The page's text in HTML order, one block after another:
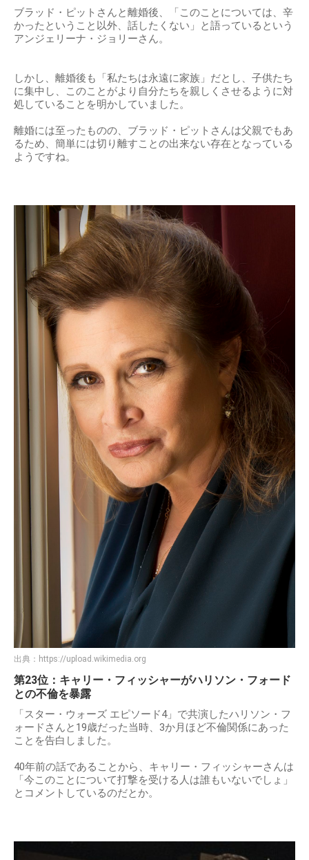
ブラッド・ピットさんと離婚後、「このことについては、辛
かったということ以外、話したくない」と語っているという
アンジェリーナ・ジョリーさん。
しかし、離婚後も「私たちは永遠に家族」だとし、子供たち
に集中し、このことがより自分たちを親しくさせるように対
処していることを明かしていました。
離婚には至ったものの、ブラッド・ピットさんは父親でもあ
るため、簡単には切り離すことの出来ない存在となっている
ようですね。
出典： https://upload.wikimedia.org
第23位：キャリー・フィッシャーがハリソン・フォード
との不倫を暴露
「スター・ウォーズ エピソード4」で共演したハリソン・フ
ォードさんと19歳だった当時、3か月ほど不倫関係にあった
ことを告白しました。
40年前の話であることから、キャリー・フィッシャーさんは
「今このことについて打撃を受ける人は誰もいないでしょ」
とコメントしているのだとか。